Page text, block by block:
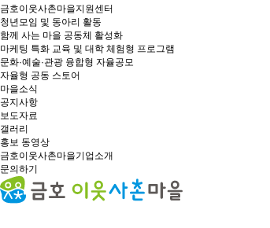
금호이웃사촌마을지원센터
청년모임 및 동아리 활동
함께 사는 마을 공동체 활성화
마케팅 특화 교육 및 대학 체험형 프로그램
문화·예술·관광 융합형 자율공모
자율형 공동 스토어
마을소식
공지사항
보도자료
갤러리
홍보 동영상
금호이웃사촌마을기업소개
문의하기